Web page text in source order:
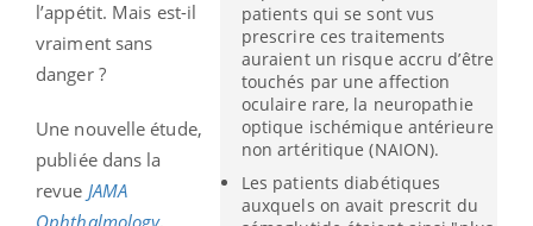
patients qui se sont vus
prescrire ces traitements
auraient un risque accru d’être
touchés par une affection
oculaire rare, la neuropathie
optique ischémique antérieure
non artéritique (NAION).
Les patients diabétiques
auxquels on avait prescrit du
l’appétit. Mais est-il
vraiment sans
danger ?
Une nouvelle étude,
publiée dans la
revue JAMA